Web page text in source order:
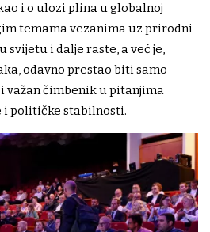
i o ulozi plina u globalnoj
temama vezanima uz prirodni
svijetu i dalje raste, a već je,
odavno prestao biti samo
važan čimbenik u pitanjima
i političke stabilnosti.